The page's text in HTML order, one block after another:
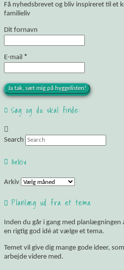
Få nyhedsbrevet og bliv inspireret til
familieliv
Dit fornavn
E-mail *
Søg og du skal finde:
Search
Arkiv
Arkiv
Planlæg ud fra et tema
Inden du går i gang med planlægningen
en rigtig god idé at vælge et tema.
Temet vil give dig mange gode ideer,
arbejde videre med.